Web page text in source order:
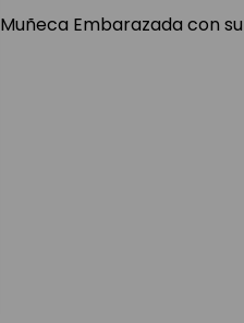
Muñeca Embarazada con